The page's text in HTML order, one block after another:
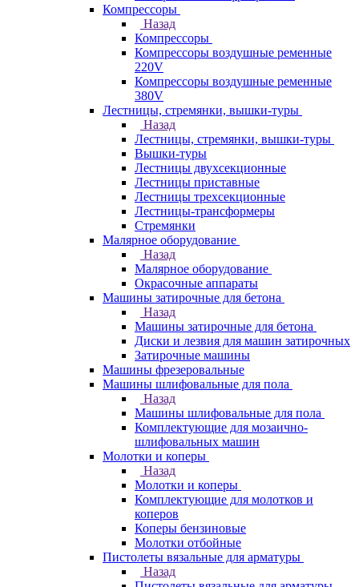
Компрессоры
Назад
Компрессоры
Компрессоры воздушные ременные
220V
Компрессоры воздушные ременные
380V
Лестницы, стремянки, вышки-туры
Назад
Лестницы, стремянки, вышки-туры
Вышки-туры
Лестницы двухсекционные
Лестницы приставные
Лестницы трехсекционные
Лестницы-трансформеры
Стремянки
Малярное оборудование
Назад
Малярное оборудование
Окрасочные аппараты
Машины затирочные для бетона
Назад
Машины затирочные для бетона
Диски и лезвия для машин затирочных
Затирочные машины
Машины фрезеровальные
Машины шлифовальные для пола
Назад
Машины шлифовальные для пола
Комплектующие для мозаично-
шлифовальных машин
Молотки и коперы
Назад
Молотки и коперы
Комплектующие для молотков и
коперов
Коперы бензиновые
Молотки отбойные
Пистолеты вязальные для арматуры
Назад